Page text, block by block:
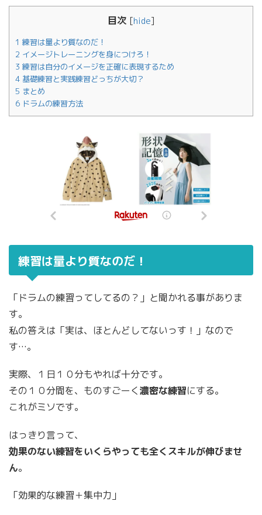
目次 [hide]
1 練習は量より質なのだ！
2 イメージトレーニングを身につけろ！
3 練習は自分のイメージを正確に表現するため
4 基礎練習と実践練習どっちが大切？
5 まとめ
6 ドラムの練習方法
練習は量より質なのだ！
「ドラムの練習ってしてるの？」と聞かれる事がありま
す。
私の答えは「実は、ほとんどしてないっす！」なので
す…。
実際、１日１０分もやれば十分です。
その１０分間を、ものすごーく濃密な練習にする。
これがミソです。
はっきり言って、
効果のない練習をいくらやっても全くスキルが伸びませ
ん。
「効果的な練習＋集中力」